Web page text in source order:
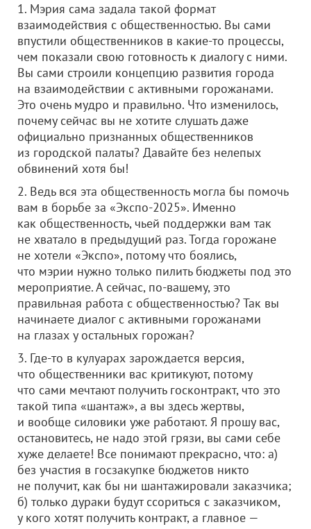
1. Мэрия сама задала такой формат
взаимодействия с общественностью. Вы сами
впустили общественников в какие-то процессы,
чем показали свою готовность к диалогу с ними.
Вы сами строили концепцию развития города
на взаимодействии с активными горожанами.
Это очень мудро и правильно. Что изменилось,
почему сейчас вы не хотите слушать даже
официально признанных общественников
из городской палаты? Давайте без нелепых
обвинений хотя бы!
2. Ведь вся эта общественность могла бы помочь
вам в борьбе за «Экспо-2025». Именно
как общественность, чьей поддержки вам так
не хватало в предыдущий раз. Тогда горожане
не хотели «Экспо», потому что боялись,
что мэрии нужно только пилить бюджеты под это
мероприятие. А сейчас, по-вашему, это
правильная работа с общественностью? Так вы
начинаете диалог с активными горожанами
на глазах у остальных горожан?
3. Где-то в кулуарах зарождается версия,
что общественники вас критикуют, потому
что сами мечтают получить госконтракт, что это
такой типа «шантаж», а вы здесь жертвы,
и вообще силовики уже работают. Я прошу вас,
остановитесь, не надо этой грязи, вы сами себе
хуже делаете! Все понимают прекрасно, что: а)
без участия в госзакупке бюджетов никто
не получит, как бы ни шантажировали заказчика;
б) только дураки будут ссориться с заказчиком,
у кого хотят получить контракт, а главное —